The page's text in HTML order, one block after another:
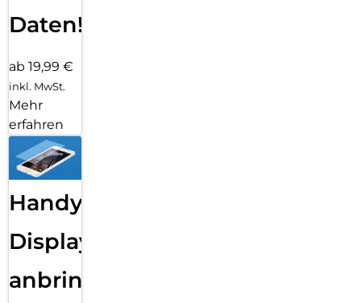
Daten!
ab 19,99 €
inkl. MwSt.
Mehr
erfahren
Handy
Displayfolie
anbringen